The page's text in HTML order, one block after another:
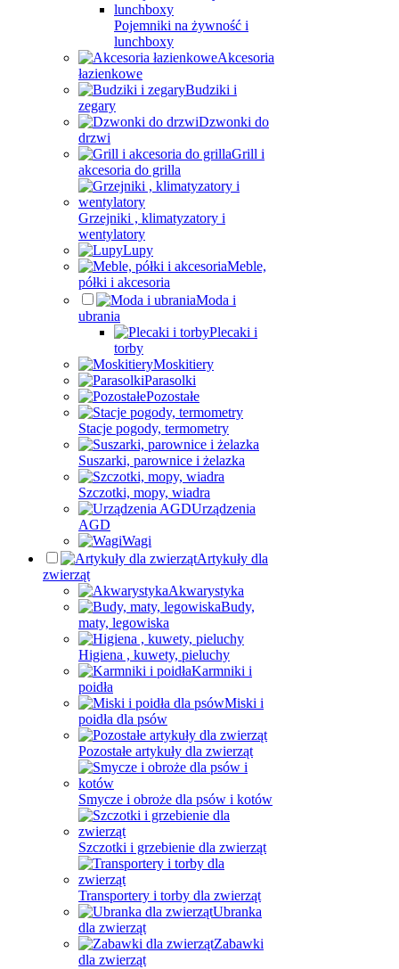
Pojemniki na żywność i
lunchboxy
Akcesoria
łazienkowe
Budziki i
zegary
Dzwonki do
drzwi
Grill i
akcesoria do grilla
Grzejniki , klimatyzatory i
wentylatory
Lupy
Meble,
półki i akcesoria
Moda i
ubrania
Plecaki i
torby
Moskitiery
Parasolki
Pozostałe
Stacje pogody, termometry
Suszarki, parownice i żelazka
Szczotki, mopy, wiadra
Urządzenia
AGD
Wagi
Artykuły dla
zwierząt
Akwarystyka
Budy,
maty, legowiska
Higiena , kuwety, pieluchy
Karmniki i
poidła
Miski i
poidła dla psów
Pozostałe artykuły dla zwierząt
Smycze i obroże dla psów i kotów
Szczotki i grzebienie dla zwierząt
Transportery i torby dla zwierząt
Ubranka
dla zwierząt
Zabawki
dla zwierząt